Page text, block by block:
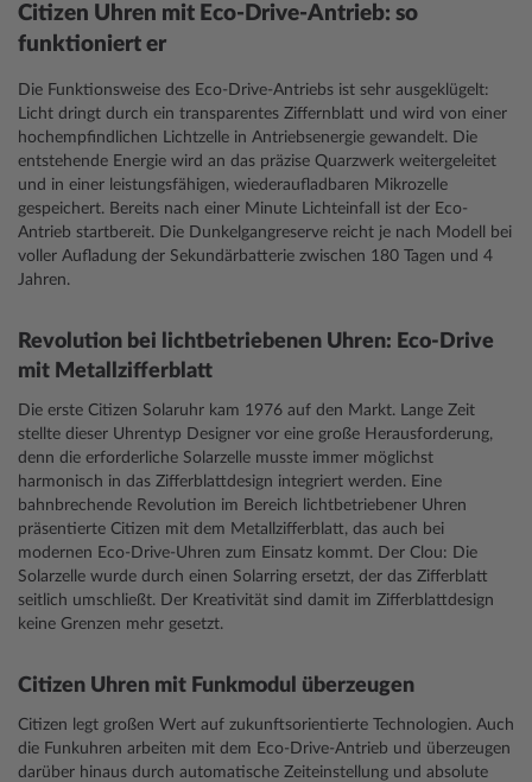
Citizen Uhren mit Eco-Drive-Antrieb: so
funktioniert er
Die Funktionsweise des Eco-Drive-Antriebs ist sehr ausgeklügelt:
Licht dringt durch ein transparentes Ziffernblatt und wird von einer
hochempfindlichen Lichtzelle in Antriebsenergie gewandelt. Die
entstehende Energie wird an das präzise Quarzwerk weitergeleitet
und in einer leistungsfähigen, wiederaufladbaren Mikrozelle
gespeichert. Bereits nach einer Minute Lichteinfall ist der Eco-
Antrieb startbereit. Die Dunkelgangreserve reicht je nach Modell bei
voller Aufladung der Sekundärbatterie zwischen 180 Tagen und 4
Jahren.
Revolution bei lichtbetriebenen Uhren: Eco-Drive
mit Metallzifferblatt
Die erste Citizen Solaruhr kam 1976 auf den Markt. Lange Zeit
stellte dieser Uhrentyp Designer vor eine große Herausforderung,
denn die erforderliche Solarzelle musste immer möglichst
harmonisch in das Zifferblattdesign integriert werden. Eine
bahnbrechende Revolution im Bereich lichtbetriebener Uhren
präsentierte Citizen mit dem Metallzifferblatt, das auch bei
modernen Eco-Drive-Uhren zum Einsatz kommt. Der Clou: Die
Solarzelle wurde durch einen Solarring ersetzt, der das Zifferblatt
seitlich umschließt. Der Kreativität sind damit im Zifferblattdesign
keine Grenzen mehr gesetzt.
Citizen Uhren mit Funkmodul überzeugen
Citizen legt großen Wert auf zukunftsorientierte Technologien. Auch
die Funkuhren arbeiten mit dem Eco-Drive-Antrieb und überzeugen
darüber hinaus durch automatische Zeiteinstellung und absolute